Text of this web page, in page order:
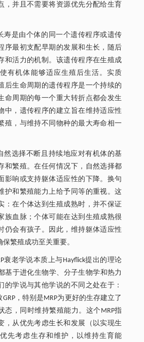
，并且不需要将资源优先分配给生育
寿是由个体的同一个遗传程序或遗传
序最初支配早期的发展和生长，随后
和活力的机制。该遗传程序在生殖成
有机体能够适应生殖后生活。实质
后生命周期的遗传程序是一个持续的
命周期的每一个重大转折点都会发生
中，遗传程序的建立旨在维持适应性
殖，与维持不同物种的最大寿命相一
然选择不断且持续地应对有机体的基
和繁殖。在任何情况下，自然选择都
影响或支持躯体适应性的下降。换句
护和繁殖能力上给予同等的重视。这
：在个体达到生殖成熟时，并不保证
族血脉；个体可能在达到生殖成熟很
仍会有孩子。因此，维持躯体适应性
繁殖成功至关重要。
衰老学说本质上与Hayflick提出的理论
基于进化生物学、分子生物学和热力
的学说与其他学说的不同之处在于：
，特别是MRP为更好的生存建立了
态，同时维持繁殖能力。这个MRP指
，从优先考虑生长和发展（以实现生
先考虑生存和维护，以维持生育能